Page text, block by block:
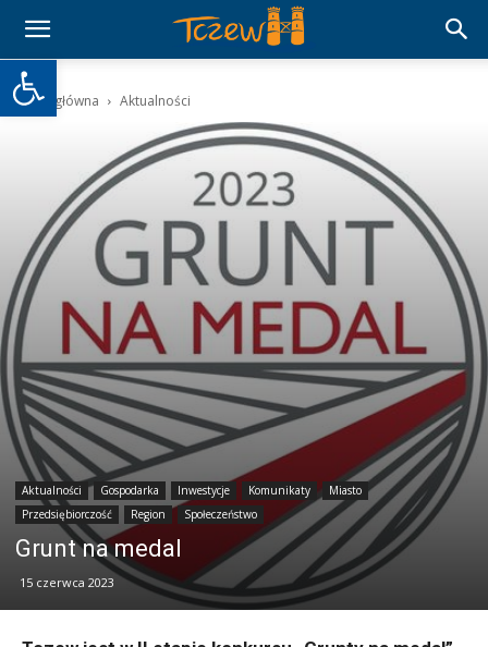
Otwórz pasek narzędzi
Strona główna Aktualności
Aktualności Gospodarka Inwestycje Komunikaty
Miasto
Przedsiębiorczość
Region Społeczeństwo
Grunt na medal
15 czerwca 2023